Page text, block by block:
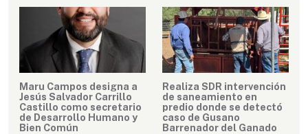
Maru Campos designa a
Jesús Salvador Carrillo
Castillo como secretario
de Desarrollo Humano y
Bien Común
Realiza SDR intervención
de saneamiento en
predio donde se detectó
caso de Gusano
Barrenador del Ganado